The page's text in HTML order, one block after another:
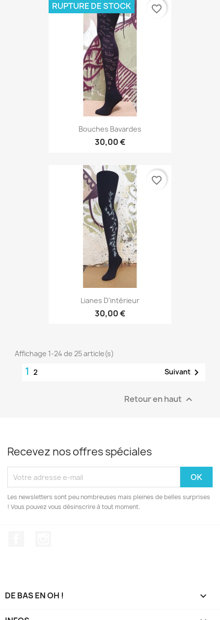
Bouches Bavardes
30,00 €
RUPTURE DE STOCK favorite_border
Lianes D'intérieur
30,00 €
favorite_border
Affichage 1-24 de 25 article(s)
1 2 Suivant 
Retour en haut 
Recevez nos offres spéciales
Les newsletters sont peu nombreuses mais pleines de belles surprises
! Vous pouvez vous désinscrire à tout moment.
DE BAS EN OH ! 